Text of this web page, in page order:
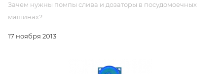
Зачем нужны помпы слива и дозаторы в посудомоечных
машинах?
17 ноября 2013